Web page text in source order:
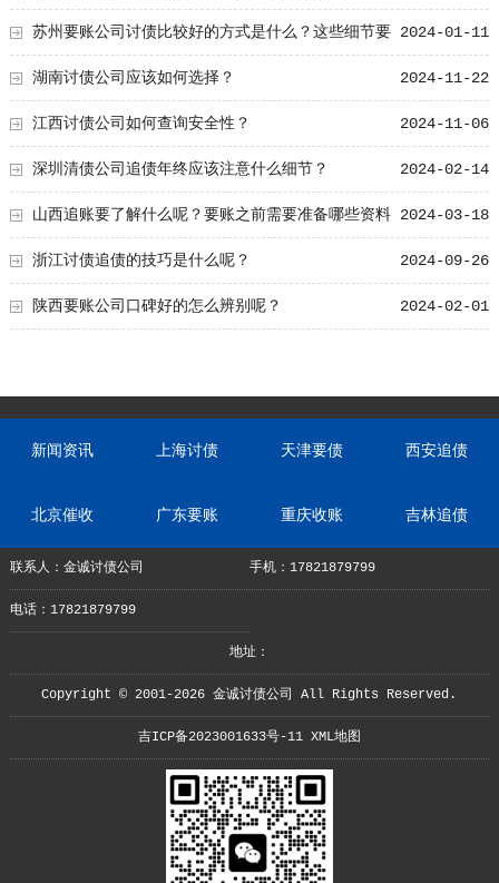
2024-01-11
苏州要账公司讨债比较好的方式是什么？这些细节要
知道！ 2024-11-22
湖南讨债公司应该如何选择？
2024-11-06
江西讨债公司如何查询安全性？
2024-02-14
深圳清债公司追债年终应该注意什么细节？
2024-03-18
山西追账要了解什么呢？要账之前需要准备哪些资料
2024-09-26
浙江讨债追债的技巧是什么呢？
2024-02-01
陕西要账公司口碑好的怎么辨别呢？
新闻资讯 上海讨债 天津要债 西安追债
北京催收 广东要账 重庆收账 吉林追债
联系人：金诚讨债公司 手机：17821879799
电话：17821879799
地址：
Copyright © 2001-2026 金诚讨债公司 All Rights Reserved.
吉ICP备2023001633号-11 XML地图